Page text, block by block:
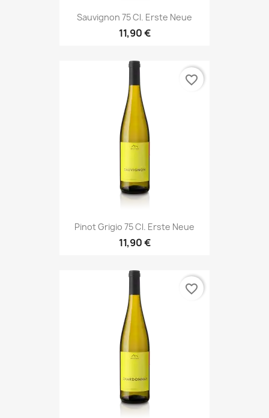
Sauvignon 75 Cl. Erste Neue
11,90 €
Pinot Grigio 75 Cl. Erste Neue
11,90 €
favorite_border
favorite_border